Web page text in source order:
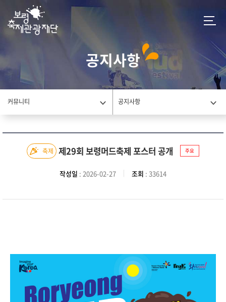
공지사항
커뮤니티 공지사항
축제 제29회 보령머드축제 포스터 공개 주요
작성일 : 2026-02-27 조회 : 33614